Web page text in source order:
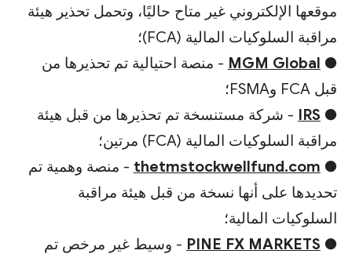
موقعها الإلكتروني غير متاح حاليًا، وتحمل تحذير هيئة
مراقبة السلوكيات المالية (FCA)؛
●
MGM Global - منصة احتيالية تم تحذيرها من
قبل FCA وFSMA؛
●
IRS - شركة مستنسخة تم تحذيرها من قبل هيئة
مراقبة السلوكيات المالية (FCA) مرتين؛
●
thetmstockwellfund.com - منصة وهمية تم
تحديدها على أنها نسخة من قبل هيئة مراقبة
السلوكيات المالية؛
●
PINE FX MARKETS - وسيط غير مرخص تم